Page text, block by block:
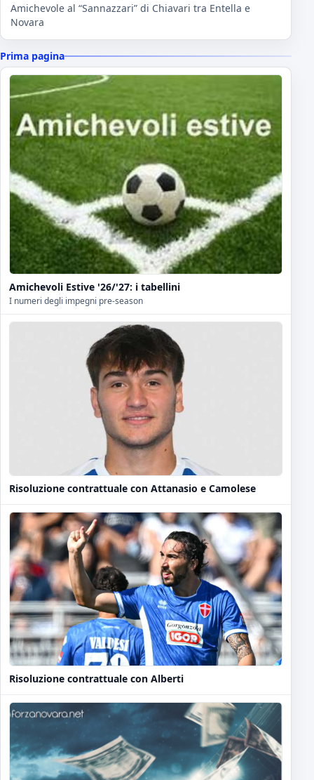
Amichevole al “Sannazzari” di Chiavari tra Entella e
Novara
Prima pagina
Amichevoli Estive '26/'27: i tabellini
I numeri degli impegni pre-season
Risoluzione contrattuale con Attanasio e Camolese
Risoluzione contrattuale con Alberti